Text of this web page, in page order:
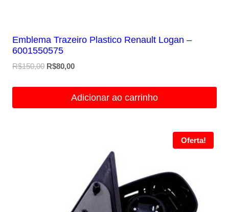
Emblema Trazeiro Plastico Renault Logan –
6001550575
R$150,00 O
R$80,00O
é:
Adicionar ao carrinho
Oferta!